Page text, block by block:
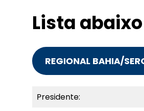
Lista
REGIONAL BAHIA/
Presidente: